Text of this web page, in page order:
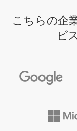
こちらの企
ビ